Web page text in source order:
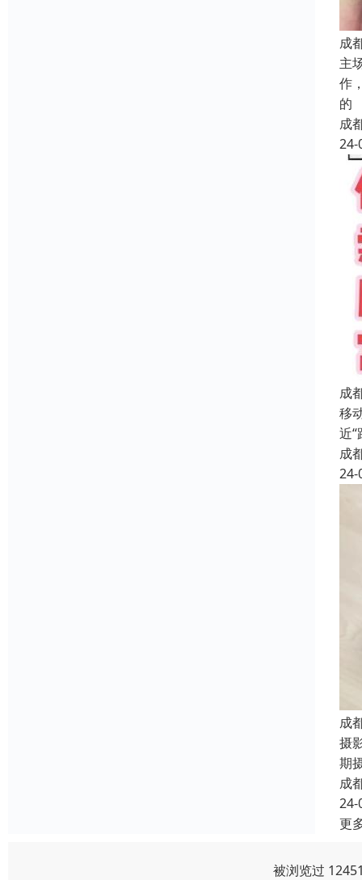
成
主
作
的
成
24-
成
移
近
成
24-
成
摄
期
成
24-
更
被浏览过